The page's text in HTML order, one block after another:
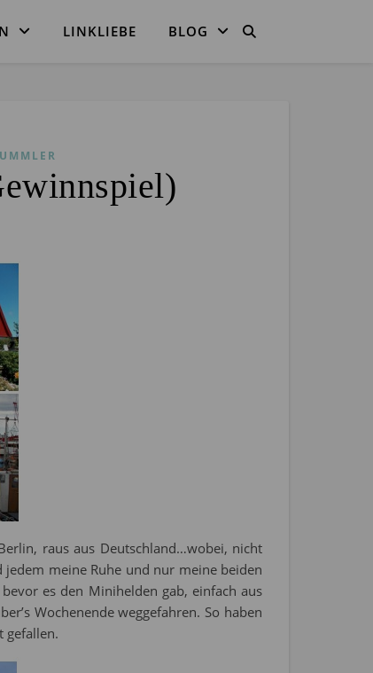
LINKLIEBE BLOG
raus aus Deutschland…wobei, nicht
meine Ruhe und nur meine beiden
es den Minihelden gab, einfach aus
Wochenende weggefahren. So haben
gefallen.